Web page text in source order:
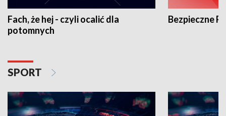
Fach, że hej - czyli ocalić dla
potomnych
Bezpieczne
SPORT